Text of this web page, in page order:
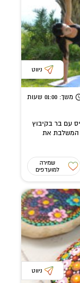
ניווט
משך: 01:00 שעות
פילאטיס עם בר בקיבוץ
המשלבת את
שמירה
למועדפים
ניווט